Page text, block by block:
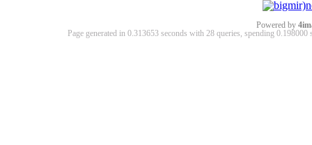
Powered by
Page generated in 0.313653 seconds with 28 queries, spending